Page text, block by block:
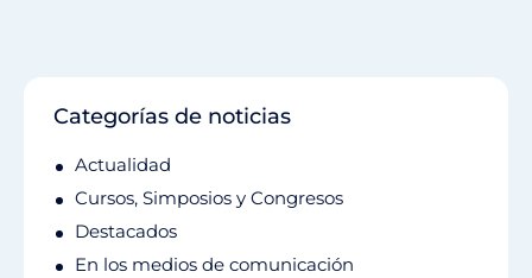
Categorías de noticias
Actualidad
Cursos, Simposios y Congresos
Destacados
En los medios de comunicación